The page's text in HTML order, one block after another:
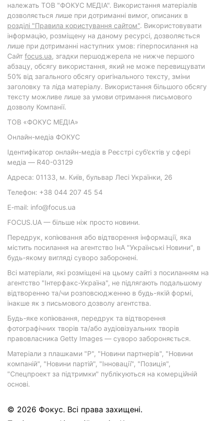
належать ТОВ "ФОКУС МЕДІА". Використання матеріалів
дозволяється лише при дотриманні вимог, описаних в
розділі "Правила користування сайтом". Використовувати
інформацію, розміщену на даному ресурсі, дозволяється
лише при дотриманні наступних умов: гіперпосилання на
Cайт focus.ua, згадки першоджерела не нижче першого
абзацу, обсягу використання, який не може перевищувати
50% від загального обсягу оригінального тексту, зміни
заголовку та ліда матеріалу. Використання більшого обсягу
тексту можливе лише за умови отримання письмового
дозволу Компанії.
ТОВ «ФОКУС МЕДІА»
Онлайн-медіа ФОКУС
Ідентифікатор онлайн-медіа в Реєстрі суб’єктів у сфері
медіа — R40-03129
Адреса: 01133, м. Київ, бульвар Лесі Українки, 26
Телефон: +38 044 207 45 54
E-mail: info@focus.ua
FOCUS.UA — більше ніж просто новини.
Передрук, копіювання або відтворення інформації, яка
містить посилання на агентство ІнА "Українські Новини", в
будь-якому вигляді суворо заборонені.
Всі матеріали, які розміщені на цьому сайті з посиланням на
агентство "Інтерфакс-Україна", не підлягають подальшому
відтворенню та/чи розповсюдженню в будь-якій формі,
інакше як з письмового дозволу агентства.
Будь-яке копіювання, передрук та відтворення
фотографічних творів та/або аудіовізуальних творів
правовласника Getty Images — суворо забороняється.
Матеріали з плашками "Р", "Новини партнерів", "Новини
компаній", "Новини партій", "Інновації", "Позиція",
"Спецпроект за підтримки" публікуються на комерційній
основі.
© 2026 Фокус. Всі права захищені.